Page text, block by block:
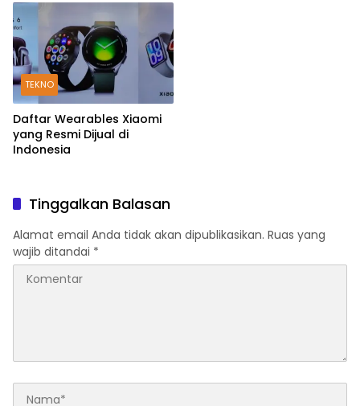
TEKNO
Daftar Wearables Xiaomi
yang Resmi Dijual di
Indonesia
Tinggalkan Balasan
Alamat email Anda tidak akan dipublikasikan. Ruas yang
wajib ditandai *